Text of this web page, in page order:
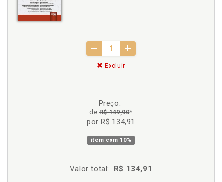
Excluir
Preço:
deR$ 149,90*
por R$ 134,91
item com 10%
Valor total: R$ 134,91